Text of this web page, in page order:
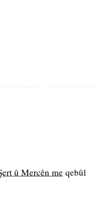
û Mercên me qebûl